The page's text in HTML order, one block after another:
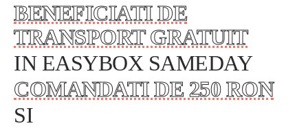
BENEFICIATI DE
TRANSPORT GRATUIT
IN EASYBOX SAMEDAY
COMANDATI DE 250 RON
SI